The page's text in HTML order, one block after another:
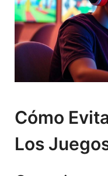
Cómo
Los